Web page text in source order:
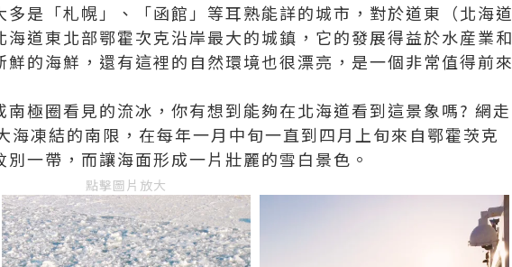
是「札幌」、「函館」等耳熟能詳的城市，對於道東（北海道
道東北部鄂霍次克沿岸最大的城鎮，它的發展得益於水産業和
的海鮮，還有這裡的自然環境也很漂亮，是一個非常值得前來
極圈看見的流冰，你有想到能夠在北海道看到這景象嗎? 網走
海凍結的南限，在每年一月中旬一直到四月上旬來自鄂霍茨克
一帶，而讓海面形成一片壯麗的雪白景色。
點擊圖片放大